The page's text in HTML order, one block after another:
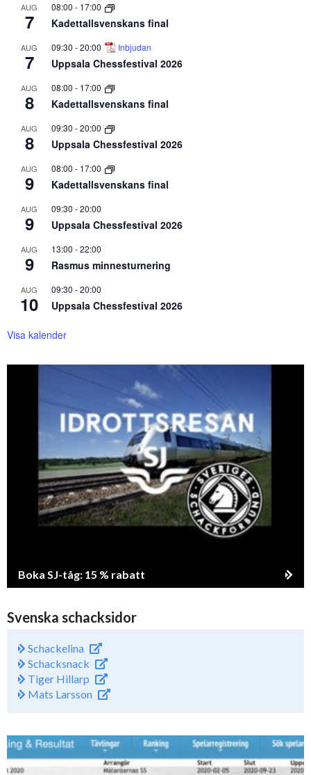
AUG
7
08:00 - 17:00
Kadettallsvenskans final
AUG
7
09:30 -20:00 Inbjudan
Uppsala Chessfestival 2026
AUG
8
08:00 - 17:00
Kadettallsvenskans final
AUG
8
09:30 -20:00
Uppsala Chessfestival 2026
AUG
9
08:00 - 17:00
Kadettallsvenskans final
AUG
9
09:30 -20:00
Uppsala Chessfestival 2026
AUG
9
13:00 -22:00
Rasmus minnesturnering
AUG
10
09:30 -20:00
Uppsala Chessfestival 2026
Visa kalender
Boka SJ-tåg: 15 % rabatt
Svenska schacksidor
Schackelina
Schacksnack
Tiger Hillarp
Mats Larsson